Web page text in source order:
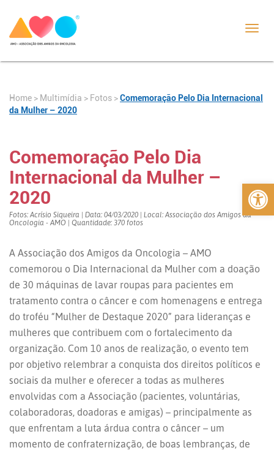
Abrir
Home > Multimídia > Fotos >Comemoração Pelo Dia Internacional
da Mulher – 2020
Comemoração Pelo Dia
Internacional da Mulher –
2020
Fotos: Acrísio Siqueira | Data: 04/03/2020 | Local: Associação dos Amigos da
Oncologia - AMO | Quantidade: 370 fotos
A Associação dos Amigos da Oncologia – AMO
comemorou o Dia Internacional da Mulher com a doação
de 30 máquinas de lavar roupas para pacientes em
tratamento contra o câncer e com homenagens e entrega
do troféu “Mulher de Destaque 2020” para lideranças e
mulheres que contribuem com o fortalecimento da
organização. Com 10 anos de realização, o evento tem
por objetivo relembrar a conquista dos direitos políticos e
sociais da mulher e oferecer a todas as mulheres
envolvidas com a Associação (pacientes, voluntárias,
colaboradoras, doadoras e amigas) – principalmente as
que enfrentam a luta árdua contra o câncer – um
momento de confraternização, de boas lembranças, de